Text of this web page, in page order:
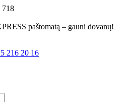
718
paštomatą – gauni dovanų!
216 20 16